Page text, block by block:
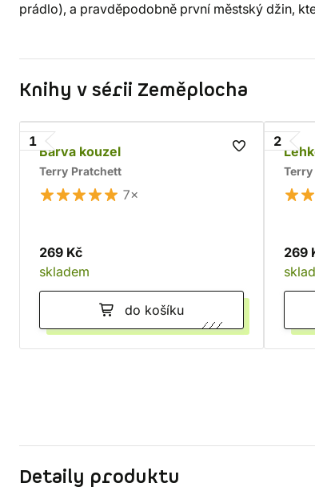
prádlo), a pravděpodobně první městský džin,
Knihy v sérii Zeměplocha
1
Barva kouzel
Terry Pratchett
7×
269 Kč
skladem
do košíku
2
269
Detaily produktu